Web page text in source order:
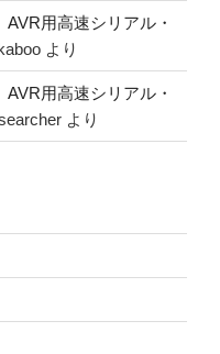
用高速シリアル・
より
用高速シリアル・
より